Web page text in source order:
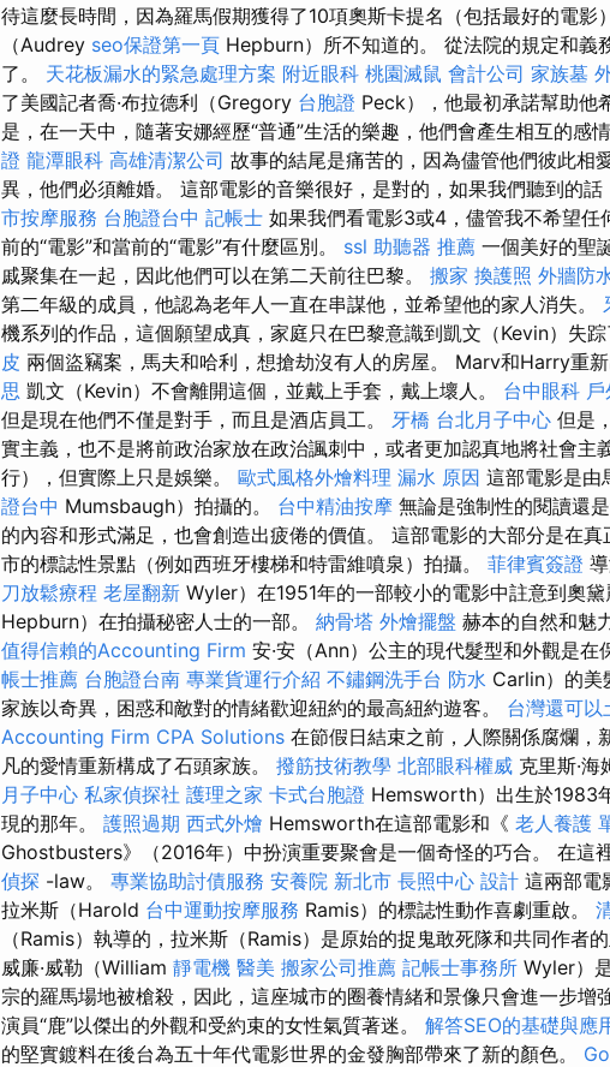
待這麼長時間，因為羅馬假期獲得了10項奧斯卡提名（包括最好的電影
（Audrey seo保證第一頁 Hepburn）所不知道的。 從法院的規定和義
了。 天花板漏水的緊急處理方案 附近眼科 桃園滅鼠 會計公司 家族墓
了美國記者喬·布拉德利（Gregory 台胞證 Peck），他最初承諾幫助他
是，在一天中，隨著安娜經歷“普通”生活的樂趣，他們會產生相互的感情
證 龍潭眼科 高雄清潔公司 故事的結尾是痛苦的，因為儘管他們彼此相
異，他們必須離婚。 這部電影的音樂很好，是對的，如果我們聽到的話
市按摩服務 台胞證台中 記帳士 如果我們看電影3或4，儘管我不希望任
前的“電影”和當前的“電影”有什麼區別。 ssl 助聽器 推薦 一個美好的聖
戚聚集在一起，因此他們可以在第二天前往巴黎。 搬家 換護照 外牆防
第二年級的成員，他認為老年人一直在串謀他，並希望他的家人消失。
機系列的作品，這個願望成真，家庭只在巴黎意識到凱文（Kevin）失踪
皮 兩個盜竊案，馬夫和哈利，想搶劫沒有人的房屋。 Marv和Harry重
思 凱文（Kevin）不會離開這個，並戴上手套，戴上壞人。 台中眼科
但是現在他們不僅是對手，而且是酒店員工。 牙橋 台北月子中心 但是
實主義，也不是將前政治家放在政治諷刺中，或者更加認真地將社會主
行），但實際上只是娛樂。 歐式風格外燴料理 漏水 原因 這部電影是由
證台中 Mumsbaugh）拍攝的。 台中精油按摩 無論是強制性的閱讀還
的內容和形式滿足，也會創造出疲倦的價值。 這部電影的大部分是在
市的標誌性景點（例如西班牙樓梯和特雷維噴泉）拍攝。 菲律賓簽證
刀放鬆療程 老屋翻新 Wyler）在1951年的一部較小的電影中註意到奧
Hepburn）在拍攝秘密人士的一部。 納骨塔 外燴擺盤 赫本的自然和魅
值得信賴的Accounting Firm 安·安（Ann）公主的現代髮型和外觀是在
帳士推薦 台胞證台南 專業貨運行介紹 不鏽鋼洗手台 防水 Carlin）的美
家族以奇異，困惑和敵對的情緒歡迎紐約的最高紐約遊客。 台灣還可以
Accounting Firm CPA Solutions 在節假日結束之前，人際關係腐爛，
凡的愛情重新構成了石頭家族。 撥筋技術教學 北部眼科權威 克里斯·
月子中心 私家偵探社 護理之家 卡式台胞證 Hemsworth）出生於1983
現的那年。 護照過期 西式外燴 Hemsworth在這部電影和《 老人養護
Ghostbusters》（2016年）中扮演重要聚會是一個奇怪的巧合。 在這
偵探 -law。 專業協助討債服務 安養院 新北市 長照中心 設計 這兩部電
拉米斯（Harold 台中運動按摩服務 Ramis）的標誌性動作喜劇重啟。
（Ramis）執導的，拉米斯（Ramis）是原始的捉鬼敢死隊和共同作者
威廉·威勒（William 靜電機 醫美 搬家公司推薦 記帳士事務所 Wyler）
宗的羅馬場地被槍殺，因此，這座城市的圈養情緒和景像只會進一步增
演員“鹿”以傑出的外觀和受約束的女性氣質著迷。 解答SEO的基礎與應
的堅實鍍料在後台為五十年代電影世界的金發胸部帶來了新的顏色。